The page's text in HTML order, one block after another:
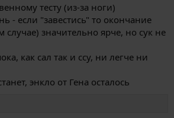
тесту (из-за ноги)
- если "завестись" то окончание
случае) значительно ярче, но сук не
как сал так и ссу, ни легче ни
энкло от Гена осталось